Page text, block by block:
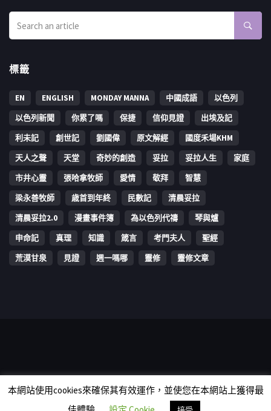
標籤
EN ENGLISH MONDAY MANNA 中國成語
以色列
以色列新聞
你累了嗎 保捷 信仰見證
出埃及記
利未記
創世記 劉國偉 原文解經
國度禾場KHM
天人之聲
天堂 奇妙的創造 妥拉 妥拉人生
家庭
市井心靈
張哈拿牧師 愛情 敬拜
智慧
梁永善牧師
歳首到年終 民數記
清晨妥拉
清晨妥拉2.0
漫畫事件簿 為以色列代禱
琴與爐
申命記
真理 知識 箴言 考門夫人
聖經
荒漠甘泉
見證 週一嗎哪 靈修 靈修文章
rights reserved.
本網站使用cookies來確保其有效運作，並使您在本網站上獲得最